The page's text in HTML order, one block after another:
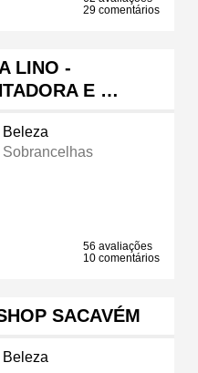
29 comentários
LINO -
E …
56 avaliações
10 comentários
SACAVÉM